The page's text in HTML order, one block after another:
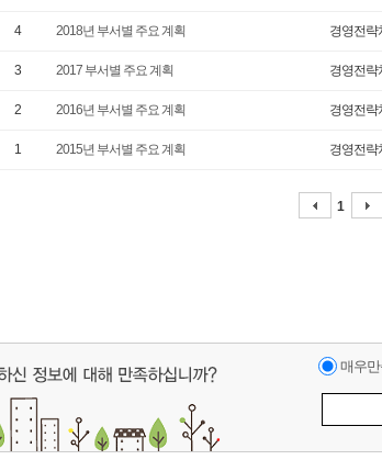
4 2018년 부서별 주요 계획 경영전략
3 2017 부서별 주요 계획 경영전략
2 2016년 부서별 주요 계획 경영전략
1 2015년 부서별 주요 계획 경영전략
1
매우